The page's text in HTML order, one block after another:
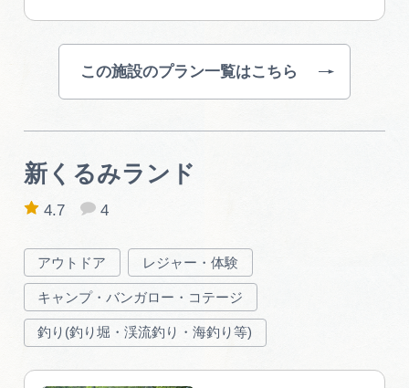
この施設のプラン一覧はこちら
新くるみランド
アウトドア レジャー・体験
キャンプ・バンガロー・コテージ
釣り(釣り堀・渓流釣り・海釣り等)
4.7 4